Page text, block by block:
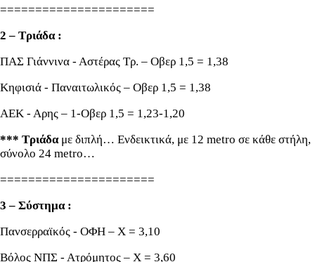
======================
2 – Τριάδα :
ΠΑΣ Γιάννινα - Αστέρας Τρ. – Οβερ 1,5 = 1,38
Κηφισιά - Παναιτωλικός – Οβερ 1,5 = 1,38
ΑΕΚ - Αρης – 1-Οβερ 1,5 = 1,23-1,20
*** Τριάδαμε διπλή… Ενδεικτικά, με 12 metro σε κάθε στήλη,
σύνολο 24 metro…
======================
3 – Σύστημα :
Πανσερραϊκός - ΟΦΗ – Χ = 3,10
Βόλος ΝΠΣ - Ατρόμητος – Χ = 3,60